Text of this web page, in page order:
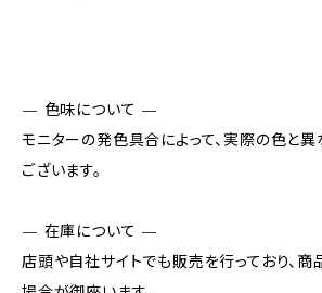
— 色味について —
モニターの発色具合によって、実際の色と
ございます。
— 在庫について —
店頭や自社サイトでも販売を行っており、